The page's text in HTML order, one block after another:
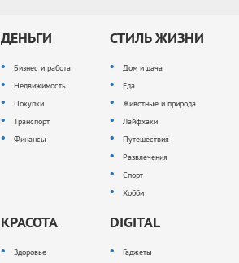
ДЕНЬГИ
Бизнес и работа
Недвижимость
Покупки
Транспорт
Финансы
СТИЛЬ ЖИЗНИ
Дом и дача
Еда
Животные и природа
Лайфхаки
Путешествия
Развлечения
Спорт
Хобби
КРАСОТА
Здоровье
DIGITAL
Гаджеты